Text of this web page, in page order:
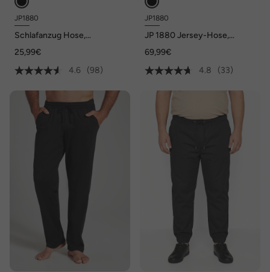
JP1880
Schlafanzug Hose,
Elastikbund, bis 10XL
25,99€
4.6
(98)
JP1880
JP 1880 Jersey-Hose,
FLEXNAMIC®, Business,
XL
69,99€
4.8
(33)